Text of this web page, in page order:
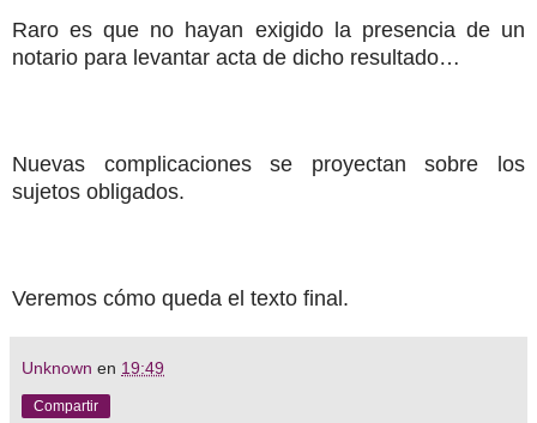
Raro es que no hayan exigido la presencia de un
notario para levantar acta de dicho resultado…
Nuevas complicaciones se proyectan sobre los
sujetos obligados.
Veremos cómo queda el texto final.
Unknown en 19:49
Compartir